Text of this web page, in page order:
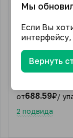
Цена за:
Артикул:
Длина нити, м:
Состав:
от688.59₽/
2 подвида
Мы
Если Вы
Вернуть